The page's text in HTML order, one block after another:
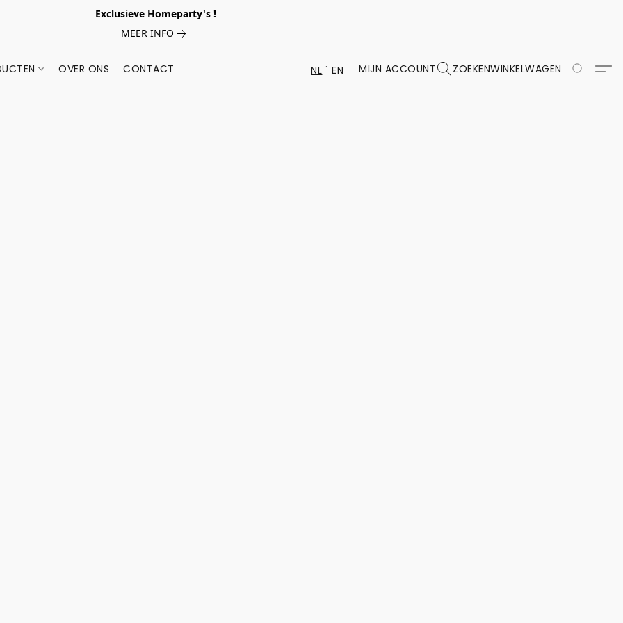
Exclusieve Homeparty's !
MEER INFO
OVER ONS CONTACT NL EN MIJN ACCOUNT ZOEKENWINKELWAGEN